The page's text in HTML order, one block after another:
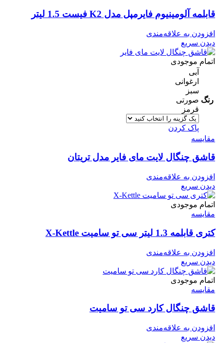
قابلمه آلومینیوم فایرمپل مدل K2 فیست 1.5 لیتر
افزودن به علاقه‌مندی
دیدن سریع
اتمام موجودی
رنگ
آبی
ارغوانی
سبز
صورتی
قرمز
پاک کردن
مقایسه
قاشق چنگال لایت مای فایر مدل تریتان
افزودن به علاقه‌مندی
دیدن سریع
اتمام موجودی
مقایسه
کتری قابلمه 1.3 لیتر سی تو سامیت X-Kettle
افزودن به علاقه‌مندی
دیدن سریع
اتمام موجودی
مقایسه
قاشق چنگال کارد سی تو سامیت
افزودن به علاقه‌مندی
دیدن سریع